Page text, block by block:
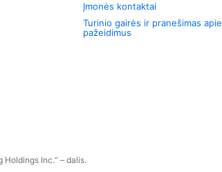
Įmonės kontaktai
Turinio gairės ir pranešimas apie
pažeidimus
Inc.“ – dalis.